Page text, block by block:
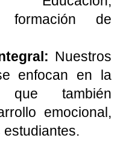
formación de
Nuestros
enfocan en la
que también
emocional,